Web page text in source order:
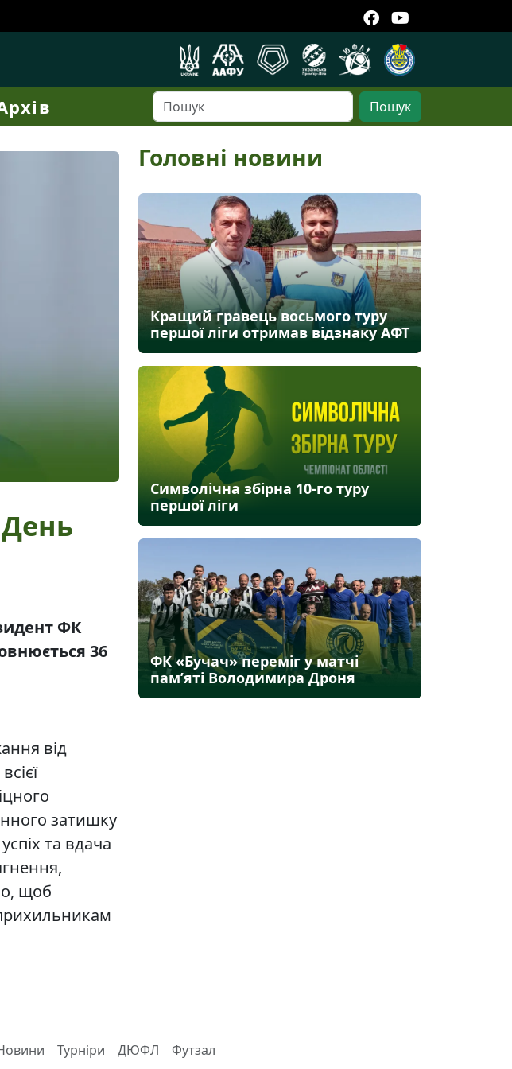
Пошук
ФК
36
від
затишку
та вдача
щоб
Головні новини
Кращий гравець восьмого туру
першої ліги отримав відзнаку АФТ
Символічна збірна 10-го туру
першої ліги
ФК «Бучач» переміг у матчі
пам’яті Володимира Дроня
Турніри ДЮФЛ Футзал